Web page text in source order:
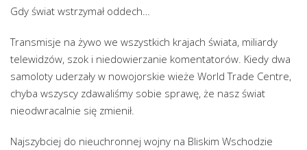
Gdy świat wstrzymał oddech…
Transmisje na żywo we wszystkich krajach świata, miliardy
telewidzów, szok i niedowierzanie komentatorów. Kiedy dwa
samoloty uderzały w nowojorskie wieże World Trade Centre,
chyba wszyscy zdawaliśmy sobie sprawę, że nasz świat
nieodwracalnie się zmienił.
Najszybciej do nieuchronnej wojny na Bliskim Wschodzie